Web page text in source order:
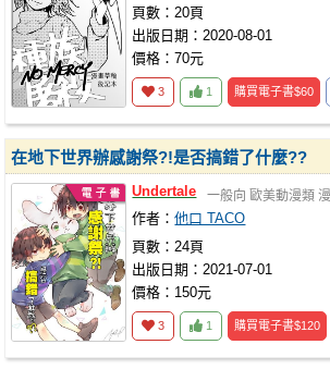
頁數：20頁
出版日期：2020-08-01
價格：70元
3 1 購買電子書$60
在地下世界辦感謝祭?!是否搞錯了什麼??
Undertale 一般向 歐美動漫類
作者：他口 TACO
頁數：24頁
出版日期：2021-07-01
價格：150元
3 1 購買電子書$120